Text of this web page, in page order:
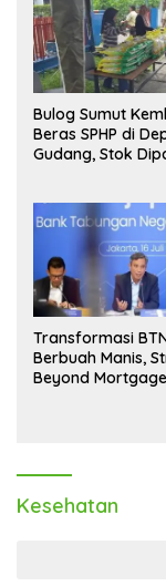
Bulog Sumut
Beras SPHP di
Gudang, Stok
Transformasi
Berbuah Manis,
Beyond
Kesehatan